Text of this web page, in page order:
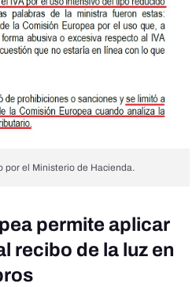
por el Ministerio de Hacienda.
permite aplicar
recibo de la luz en